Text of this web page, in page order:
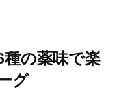
種の薬味で楽
グ